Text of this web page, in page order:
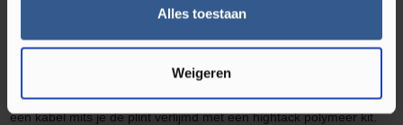
Alles toestaan
Weigeren
ruimte in uw woning een luxe en moderne uitstraling. De
plinten MDF muurplintenzijneenvoudig te monteren met de
bevestigingsclips of zijn te verlijmen met een plinten en profielen
een kabel mits je de plint verlijmd met eenhightack polymeer kit.